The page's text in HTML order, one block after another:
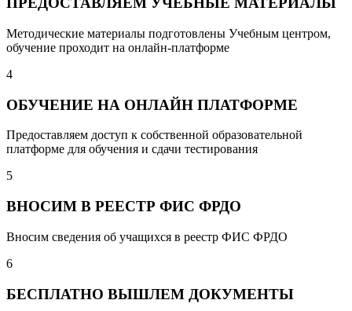
Методические материалы подготовлены Учебным центром,
обучение проходит на онлайн-платформе
4
ОБУЧЕНИЕ НА ОНЛАЙН ПЛАТФОРМЕ
Предоставляем доступ к собственной образовательной
платформе для обучения и сдачи тестирования
5
ВНОСИМ В РЕЕСТР ФИС ФРДО
Вносим сведения об учащихся в реестр ФИС ФРДО
6
БЕСПЛАТНО ВЫШЛЕМ ДОКУМЕНТЫ